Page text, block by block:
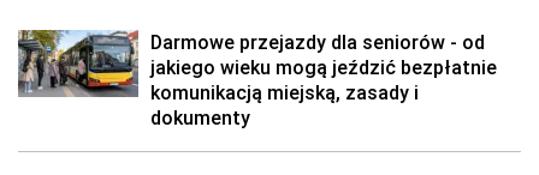
Darmowe przejazdy dla seniorów - od
jakiego wieku mogą jeździć bezpłatnie
komunikacją miejską, zasady i
dokumenty